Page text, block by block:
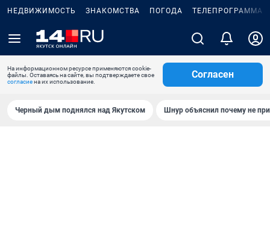
НЕДВИЖИМОСТЬ ЗНАКОМСТВА ПОГОДА ТЕЛЕПРОГРАММА
На информационном ресурсе применяются cookie-
файлы. Оставаясь на сайте, вы подтверждаете свое
согласиена их использование.
Согласен
Черный дым поднялся над Якутском Шнур объяснил почему не